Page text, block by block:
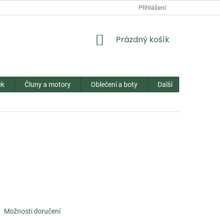
Přihlášení
NÁKUPNÍ
Prázdný košík
Čluny a motory Oblečení a boty Další
Možnosti doručení